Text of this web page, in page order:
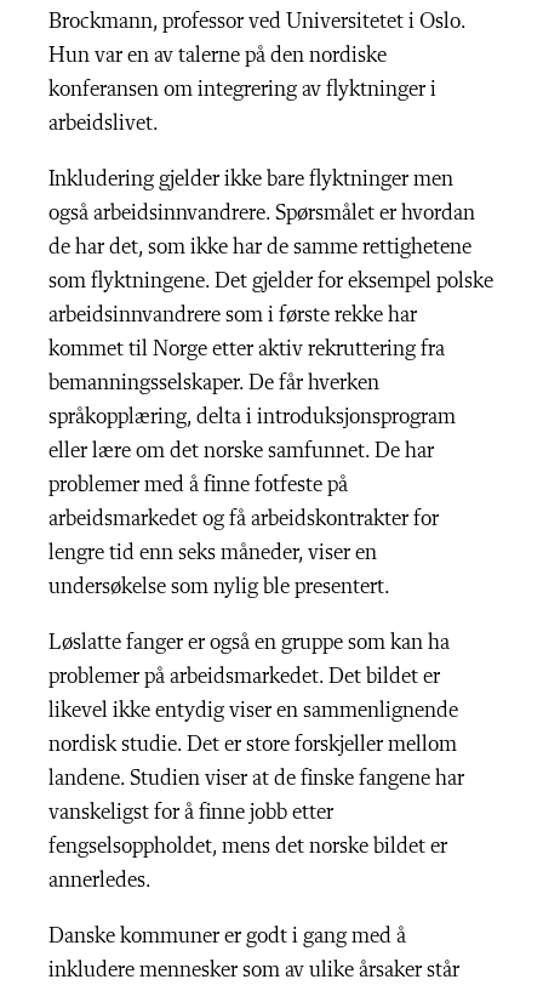
Brockmann, professor ved Universitetet i Oslo.
Hun var en av talerne på den nordiske
konferansen om integrering av flyktninger i
arbeidslivet.
Inkludering gjelder ikke bare flyktninger men
også arbeidsinnvandrere. Spørsmålet er hvordan
de har det, som ikke har de samme rettighetene
som flyktningene. Det gjelder for eksempel polske
arbeidsinnvandrere som i første rekke har
kommet til Norge etter aktiv rekruttering fra
bemanningsselskaper. De får hverken
språkopplæring, delta i introduksjonsprogram
eller lære om det norske samfunnet. De har
problemer med å finne fotfeste på
arbeidsmarkedet og få arbeidskontrakter for
lengre tid enn seks måneder, viser en
undersøkelse som nylig ble presentert.
Løslatte fanger er også en gruppe som kan ha
problemer på arbeidsmarkedet. Det bildet er
likevel ikke entydig viser en sammenlignende
nordisk studie. Det er store forskjeller mellom
landene. Studien viser at de finske fangene har
vanskeligst for å finne jobb etter
fengselsoppholdet, mens det norske bildet er
annerledes.
Danske kommuner er godt i gang med å
inkludere mennesker som av ulike årsaker står